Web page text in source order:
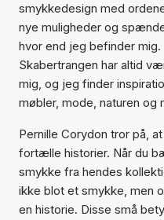
smykkedesign med
nye muligheder og
hvor end jeg befinder mig.
Skabertrangen har altid
mig, og jeg finder
møbler, mode, naturen og
Pernille Corydon tror på,
fortælle historier. Når du
smykke fra hendes
ikke blot et smykke, men
en historie. Disse små